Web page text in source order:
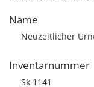
Name
Neuzeitlicher
Inventarnummer
Sk 1141